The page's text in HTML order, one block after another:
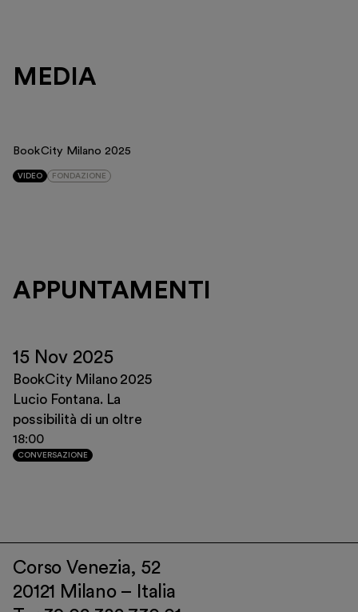
MEDIA
BookCity Milano 2025
VIDEO FONDAZIONE
APPUNTAMENTI
15 Nov 2025
BookCity Milano 2025
Lucio Fontana. La
possibilità di un oltre
18:00
CONVERSAZIONE
Corso Venezia, 52
20121 Milano – Italia